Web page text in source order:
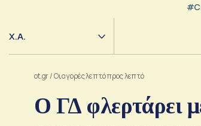
Χ.Α.
ot.gr/Οι αγορές λεπτό προς λεπτό
O ΓΔ φλερτάρει